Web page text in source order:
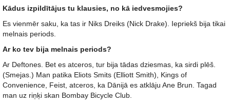
Kādus izpildītājus tu klausies, no kā iedvesmojies?
Es vienmēr saku, ka tas ir Niks Dreiks (Nick Drake). Iepriekš bija tikai
melnais periods.
Ar ko tev bija melnais periods?
Ar Deftones. Bet es atceros, tur bija tādas dziesmas, ka sirdi plēš.
(Smejas.) Man patika Eliots Smits (Elliott Smith), Kings of
Convenience, Feist, atceros, ka Dānijā es atklāju Ane Brun. Tagad
man uz riņķi skan Bombay Bicycle Club.